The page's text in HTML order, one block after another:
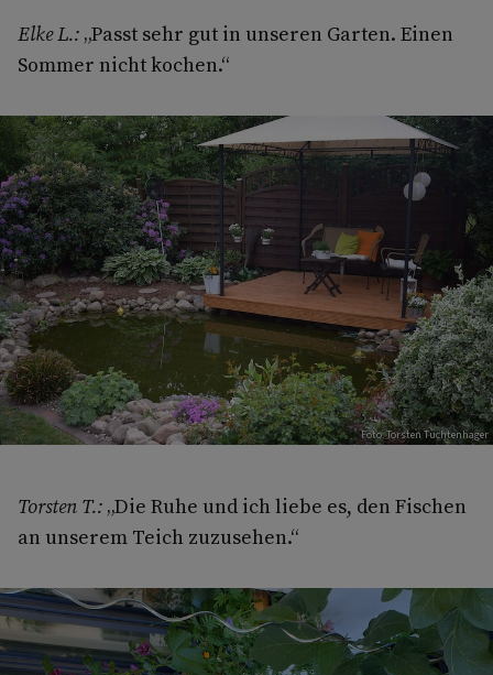
Elke L.: „Passt sehr gut in unseren Garten. Einen
Sommer nicht kochen.“
Foto: Torsten Tuchtenhager
Torsten T.: „Die Ruhe und ich liebe es, den Fischen
an unserem Teich zuzusehen.“